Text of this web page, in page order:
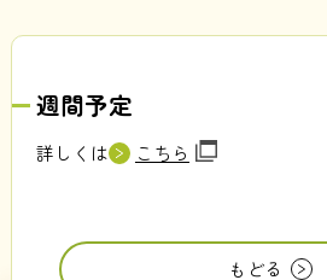
週間予定
詳しくは こちら
もどる